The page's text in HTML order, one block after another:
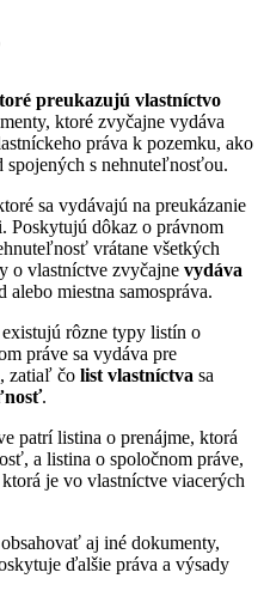
preukazujú vlastníctvo
ktoré zvyčajne vydáva
práva k pozemku, ako
s nehnuteľnosťou.
sa vydávajú na preukázanie
Poskytujú dôkaz o právnom
vrátane všetkých
o vlastníctve zvyčajne vydáva
alebo miestna samospráva.
rôzne typy listín o
práve sa vydáva pre
zatiaľ čo list vlastníctva sa
.
patrí listina o prenájme, ktorá
a listina o spoločnom práve,
je vo vlastníctve viacerých
aj iné dokumenty,
ďalšie práva a výsady